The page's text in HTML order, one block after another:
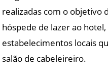
realizadas com o objetivo
hóspede de lazer ao
estabelecimentos locais
salão de cabeleireiro.